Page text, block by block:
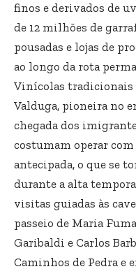
finos e derivados de
de 12 milhões de
pousadas e lojas de
ao longo da rota
Vinícolas tradicionais
Valduga, pioneira no
chegada dos
costumam operar
antecipada, o que se
durante a alta
visitas guiadas às
passeio de Maria
Garibaldi e Carlos
Caminhos de Pedra e